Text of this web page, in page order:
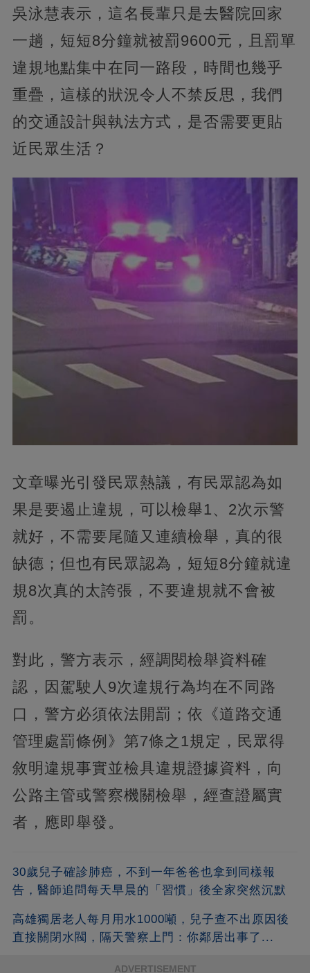
吳泳慧表示，這名長輩只是去醫院回家
一趟，短短8分鐘就被罰9600元，且罰單
違規地點集中在同一路段，時間也幾乎
重疊，這樣的狀況令人不禁反思，我們
的交通設計與執法方式，是否需要更貼
近民眾生活？
文章曝光引發民眾熱議，有民眾認為如
果是要遏止違規，可以檢舉1、2次示警
就好，不需要尾隨又連續檢舉，真的很
缺德；但也有民眾認為，短短8分鐘就違
規8次真的太誇張，不要違規就不會被
罰。
對此，警方表示，經調閱檢舉資料確
認，因駕駛人9次違規行為均在不同路
口，警方必須依法開罰；依《道路交通
管理處罰條例》第7條之1規定，民眾得
敘明違規事實並檢具違規證據資料，向
公路主管或警察機關檢舉，經查證屬實
者，應即舉發。
30歲兒子確診肺癌，不到一年爸爸也拿到同樣報
告，醫師追問每天早晨的「習慣」後全家突然沉默
高雄獨居老人每月用水1000噸，兒子查不出原因後
直接關閉水閥，隔天警察上門：你鄰居出事了...
ADVERTISEMENT